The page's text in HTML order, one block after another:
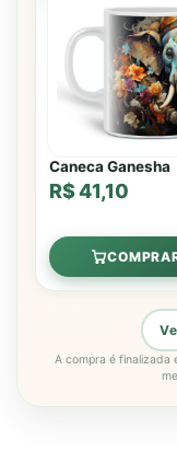
Caneca Ganesha
R$ 41,10
A compra é finalizada